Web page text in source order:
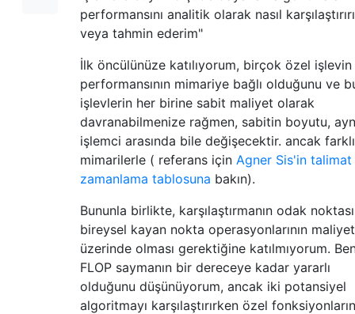
performansını analitik olarak nasıl
veya tahmin ederim"
İlk öncülünüze katılıyorum, birçok özel işlevin
performansının mimariye bağlı olduğunu ve
işlevlerin her birine sabit maliyet olarak
davranabilmenize rağmen, sabitin boyutu,
işlemci arasında bile değişecektir. ancak farklı
mimarilerle ( referans için Agner Sis'in talimat
zamanlama tablosuna bakın).
Bununla birlikte, karşılaştırmanın odak
bireysel kayan nokta operasyonlarının
üzerinde olması gerektiğine katılmıyorum.
FLOP saymanın bir dereceye kadar yararlı
olduğunu düşünüyorum, ancak iki potansiyel
algoritmayı karşılaştırırken özel fonksiyonların